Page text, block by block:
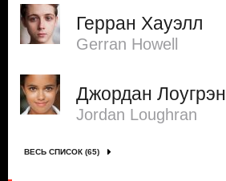
Герран Хауэлл
Gerran Howell
Джордан Лоугрэн
Jordan Loughran
ВЕСЬ СПИСОК (65)